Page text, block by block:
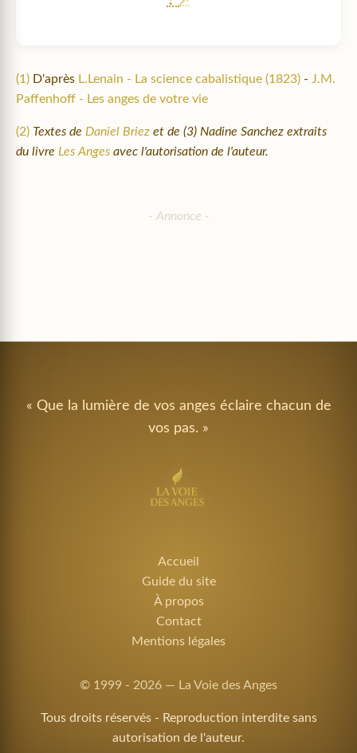
(1) D'après L.Lenain - La science cabalistique (1823) - J.M.
Paffenhoff - Les anges de votre vie
(2) Textes de Daniel Briez et de (3) Nadine Sanchez extraits
du livre Les Anges avec l'autorisation de l'auteur.
« Que la lumière de vos anges éclaire chacun de
vos pas. »
Accueil
Guide du site
À propos
Contact
Mentions légales
© 1999 - 2026 — La Voie des Anges
Tous droits réservés - Reproduction interdite sans
autorisation de l'auteur.